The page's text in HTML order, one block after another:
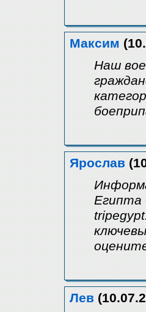
Максим
Наш
Ярослав
Египта
Лев